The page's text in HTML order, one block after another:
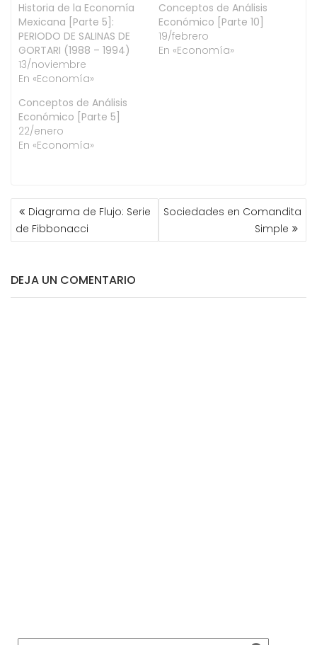
Historia de la Economía
Mexicana [Parte 5]:
PERIODO DE SALINAS DE
GORTARI (1988 – 1994)
13/noviembre
En «Economía»
Conceptos de Análisis
Económico [Parte 10]
19/febrero
En «Economía»
Conceptos de Análisis
Económico [Parte 5]
22/enero
En «Economía»
NAVEGACIÓN
DE
ENTRADAS
Diagrama de Flujo: Serie
de Fibbonacci
Sociedades en Comandita
Simple
DEJA UN COMENTARIO